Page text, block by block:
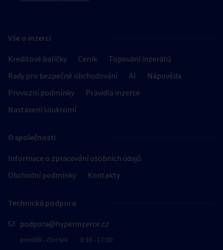
Vše o inzerci
Kreditové balíčky Ceník
Topování inzerátů
Rady pro bezpečné obchodování
AI
Nápověda
Provozní podmínky
Pravidla inzerce
Nastavení soukromí
O společnosti
Informace o zpracování osobních údajů
Obchodní podmínky
Kontakty
Technická podpora
podpora@hyperinzerce.cz
pondělí - čtvrtek 8:30 - 17:00